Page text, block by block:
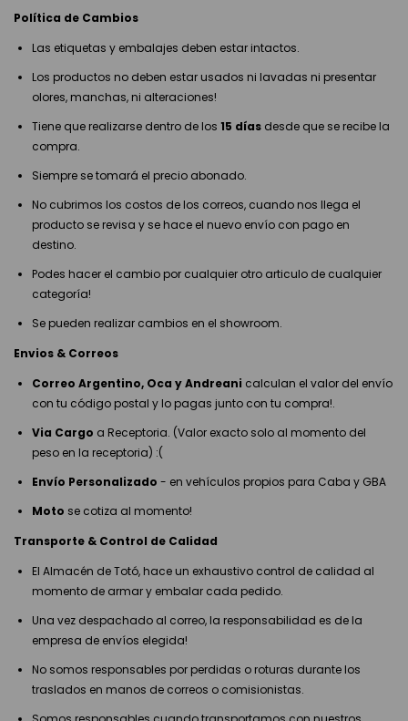
Política de Cambios
Las etiquetas y embalajes deben estar intactos.
Los productos no deben estar usados ni lavadas ni presentar
olores, manchas, ni alteraciones!
Tiene que realizarse dentro de los 15 días desde que se recibe la
compra.
Siempre se tomará el precio abonado.
No cubrimos los costos de los correos, cuando nos llega el
producto se revisa y se hace el nuevo envío con pago en
destino.
Podes hacer el cambio por cualquier otro articulo de cualquier
categoría!
Se pueden realizar cambios en el showroom.
Envios & Correos
Correo Argentino, Oca y Andreani calculan el valor del envío
con tu código postal y lo pagas junto con tu compra!.
Via Cargo a Receptoria. (Valor exacto solo al momento del
peso en la receptoria) :(
Envío Personalizado - en vehículos propios para Caba y GBA
Moto se cotiza al momento!
Transporte & Control de Calidad
El Almacén de Totó, hace un exhaustivo control de calidad al
momento de armar y embalar cada pedido.
Una vez despachado al correo, la responsabilidad es de la
empresa de envíos elegida!
No somos responsables por perdidas o roturas durante los
traslados en manos de correos o comisionistas.